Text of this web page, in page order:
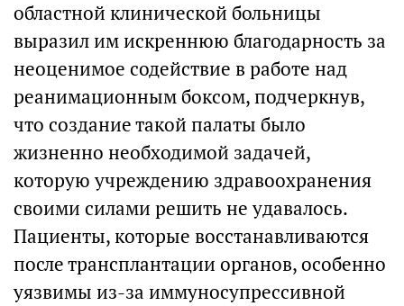
областной клинической больницы
выразил им искреннюю благодарность за
неоценимое содействие в работе над
реанимационным боксом, подчеркнув,
что создание такой палаты было
жизненно необходимой задачей,
которую учреждению здравоохранения
своими силами решить не удавалось.
Пациенты, которые восстанавливаются
после трансплантации органов, особенно
уязвимы из-за иммуносупрессивной